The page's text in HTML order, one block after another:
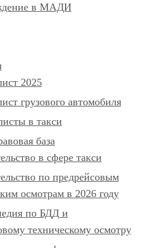
в МАДИ
2025
грузового автомобиля
в такси
база
в сфере такси
по предрейсовым
осмотрам в 2026 году
по БДД и
техническому осмотру